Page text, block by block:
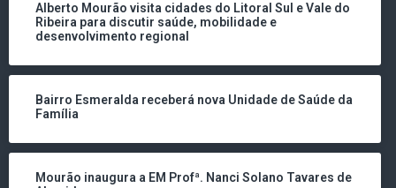
Alberto Mourão visita cidades do Litoral Sul e Vale do
Ribeira para discutir saúde, mobilidade e
desenvolvimento regional
Bairro Esmeralda receberá nova Unidade de Saúde da
Família
Mourão inaugura a EM Profª. Nanci Solano Tavares de